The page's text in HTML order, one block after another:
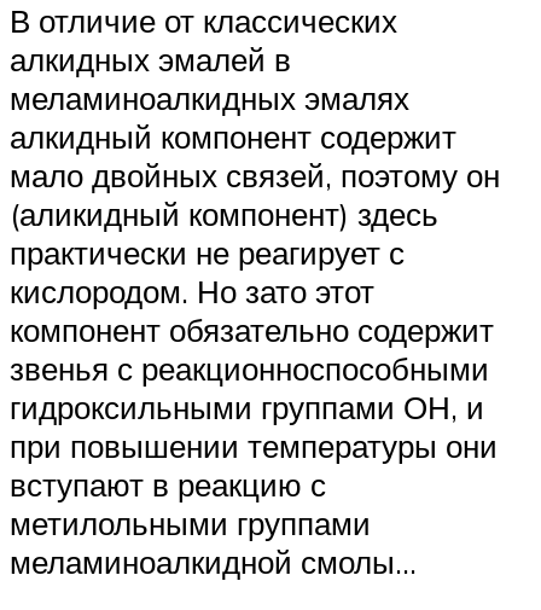
В отличие от классических
алкидных эмалей в
меламиноалкидных эмалях
алкидный компонент содержит
мало двойных связей, поэтому он
(аликидный компонент) здесь
практически не реагирует с
кислородом. Но зато этот
компонент обязательно содержит
звенья с реакционноспособными
гидроксильными группами ОН, и
при повышении температуры они
вступают в реакцию с
метилольными группами
меламиноалкидной смолы…